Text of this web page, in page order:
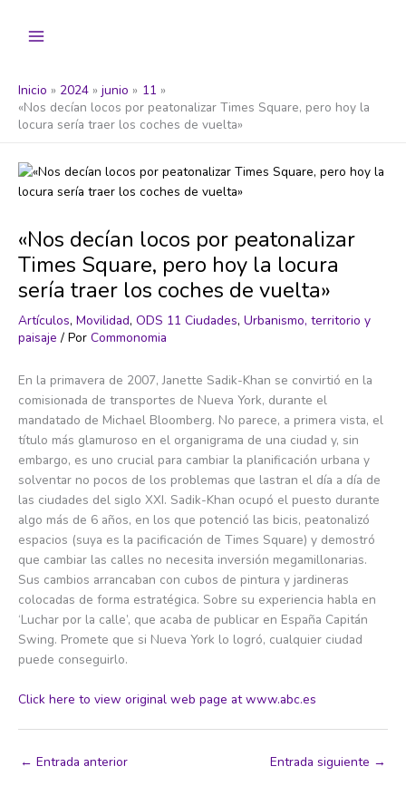
Inicio 2024 junio
11
«Nos decían locos por peatonalizar Times Square, pero hoy la
locura sería traer los coches de vuelta»
«Nos decían locos por peatonalizar
Times Square, pero hoy la locura
sería traer los coches de vuelta»
Artículos, Movilidad, ODS 11 Ciudades, Urbanismo, territorio y
paisaje / Por Commonomia
En la primavera de 2007, Janette Sadik-Khan se convirtió en la
comisionada de transportes de Nueva York, durante el
mandatado de Michael Bloomberg. No parece, a primera vista, el
título más glamuroso en el organigrama de una ciudad y, sin
embargo, es uno crucial para cambiar la planificación urbana y
solventar no pocos de los problemas que lastran el día a día de
las ciudades del siglo XXI. Sadik-Khan ocupó el puesto durante
algo más de 6 años, en los que potenció las bicis, peatonalizó
espacios (suya es la pacificación de Times Square) y demostró
que cambiar las calles no necesita inversión megamillonarias.
Sus cambios arrancaban con cubos de pintura y jardineras
colocadas de forma estratégica. Sobre su experiencia habla en
‘Luchar por la calle’, que acaba de publicar en España Capitán
Swing. Promete que si Nueva York lo logró, cualquier ciudad
puede conseguirlo.
Click here to view original web page at www.abc.es
← Entrada anterior Entrada siguiente →